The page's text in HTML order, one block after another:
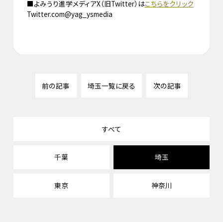
■よみうり進学メディアX（旧Twitter）はこちらをクリック
Twitter.com@yag_ysmedia
前の記事 埼玉一覧に戻る 次の記事
すべて
千葉 埼玉
東京 神奈川